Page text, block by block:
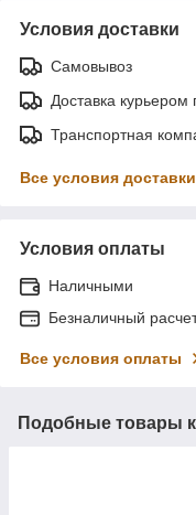
Условия доставки
Самовывоз
Доставка курьером
Транспортная
Все условия доставки
Условия оплаты
Наличными
Безналичный
Все условия оплаты
Подобные товары